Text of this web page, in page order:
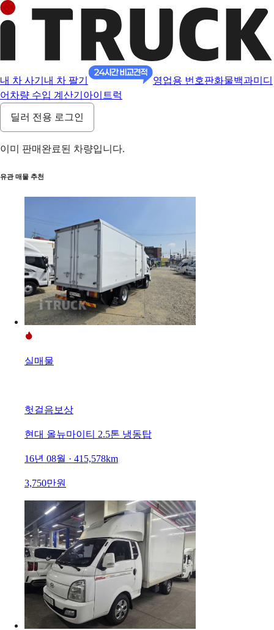
내 차 사기 내 차 팔기 영업용 번호판화물백과미디
어 차량 수입 계산기 아이트럭
딜러 전용 로그인
이미 판매완료된 차량입니다.
유관 매물 추천
실매물
헛걸음보상
현대 올뉴마이티 2.5톤 냉동탑
16년 08월 · 415,578km
3,750만원